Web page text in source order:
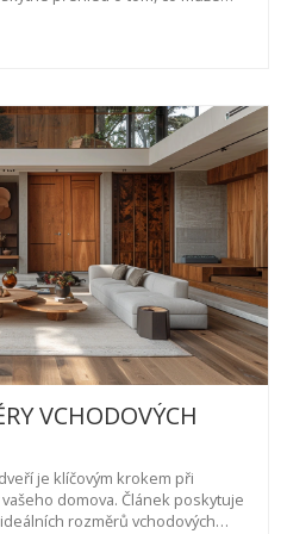
služby mohou být zahrnuty v
VCHODOVÝCH
je klíčovým krokem při
domova. Článek poskytuje
rozměrů vchodových